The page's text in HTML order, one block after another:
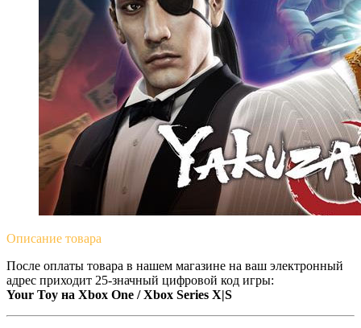
Описание товара
После оплаты товара в нашем магазине на ваш электронный
адрес приходит 25-значный цифровой код игры:
Your Toy на Xbox One / Xbox Series X|S